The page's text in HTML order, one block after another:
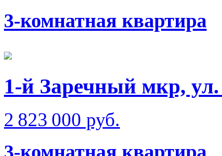
3-комнатная квартира
1-й Заречный мкр,
2 823 000 руб.